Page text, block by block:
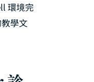
多模型金鑰配置與安
定到 Agent Teams 多代理
與 Token 管理完全指南
環境完
學文